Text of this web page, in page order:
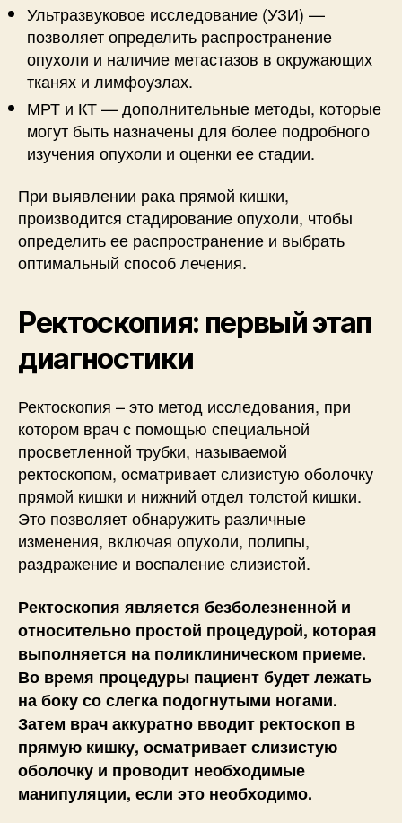
Ультразвуковое исследование (УЗИ) —
позволяет определить распространение
опухоли и наличие метастазов в окружающих
тканях и лимфоузлах.
МРТ и КТ — дополнительные методы, которые
могут быть назначены для более подробного
изучения опухоли и оценки ее стадии.
При выявлении рака прямой кишки,
производится стадирование опухоли, чтобы
определить ее распространение и выбрать
оптимальный способ лечения.
Ректоскопия: первый этап
диагностики
Ректоскопия – это метод исследования, при
котором врач с помощью специальной
просветленной трубки, называемой
ректоскопом, осматривает слизистую оболочку
прямой кишки и нижний отдел толстой кишки.
Это позволяет обнаружить различные
изменения, включая опухоли, полипы,
раздражение и воспаление слизистой.
Ректоскопия является безболезненной и
относительно простой процедурой, которая
выполняется на поликлиническом приеме.
Во время процедуры пациент будет лежать
на боку со слегка подогнутыми ногами.
Затем врач аккуратно вводит ректоскоп в
прямую кишку, осматривает слизистую
оболочку и проводит необходимые
манипуляции, если это необходимо.